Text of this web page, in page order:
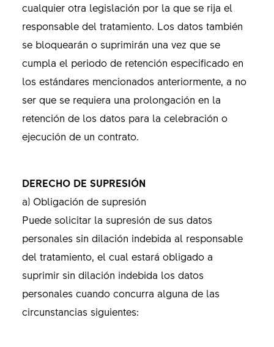
cualquier otra legislación por la que se rija el
responsable del tratamiento. Los datos también
se bloquearán o suprimirán una vez que se
cumpla el periodo de retención especificado en
los estándares mencionados anteriormente, a no
ser que se requiera una prolongación en la
retención de los datos para la celebración o
ejecución de un contrato.
DERECHO DE SUPRESIÓN
a) Obligación de supresión
Puede solicitar la supresión de sus datos
personales sin dilación indebida al responsable
del tratamiento, el cual estará obligado a
suprimir sin dilación indebida los datos
personales cuando concurra alguna de las
circunstancias siguientes: